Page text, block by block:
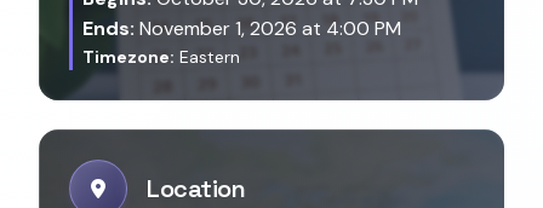
Ends: November 1, 2026 at 4:00 PM
Timezone: Eastern
Location